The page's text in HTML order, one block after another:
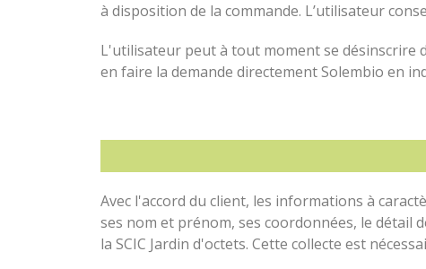
à disposition de la commande. L’utilisateur
L'utilisateur peut à tout moment se désinscrire
en faire la demande directement Solembio en
Avec l'accord du client, les informations à
ses nom et prénom, ses coordonnées, le détail
la SCIC Jardin d'octets. Cette collecte est